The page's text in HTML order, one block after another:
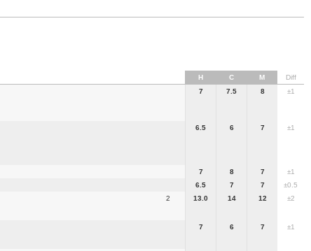
H C M
Diff
7 7.5 8 ±1
6.5 6 7 ±1
7 8 7
±1
6.5 7 7
±0.5
2 13.0 14 12 ±2
7 6 7 ±1